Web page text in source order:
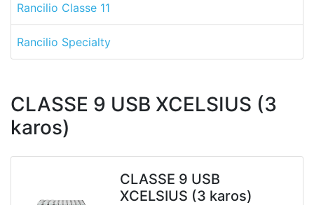
Rancilio Classe 11
Rancilio Specialty
CLASSE 9 USB XCELSIUS (3
karos)
CLASSE 9 USB
XCELSIUS (3 karos)